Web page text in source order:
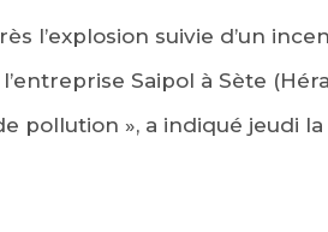
l’explosion suivie d’un
Saipol à Sète
pollution », a indiqué jeudi